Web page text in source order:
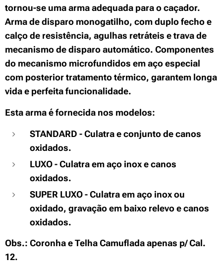
tornou-se uma arma adequada para o caçador.
Arma de disparo monogatilho, com duplo fecho e
calço de resistência, agulhas retráteis e trava de
mecanismo de disparo automático. Componentes
do mecanismo microfundidos em aço especial
com posterior tratamento térmico, garantem longa
vida e perfeita funcionalidade.
Esta arma é fornecida nos modelos:
STANDARD - Culatra e conjunto de canos
oxidados.
LUXO - Culatra em aço inox e canos
oxidados.
SUPER LUXO - Culatra em aço inox ou
oxidado, gravação em baixo relevo e canos
oxidados.
Obs.: Coronha e Telha Camuflada apenas p/ Cal.
12.